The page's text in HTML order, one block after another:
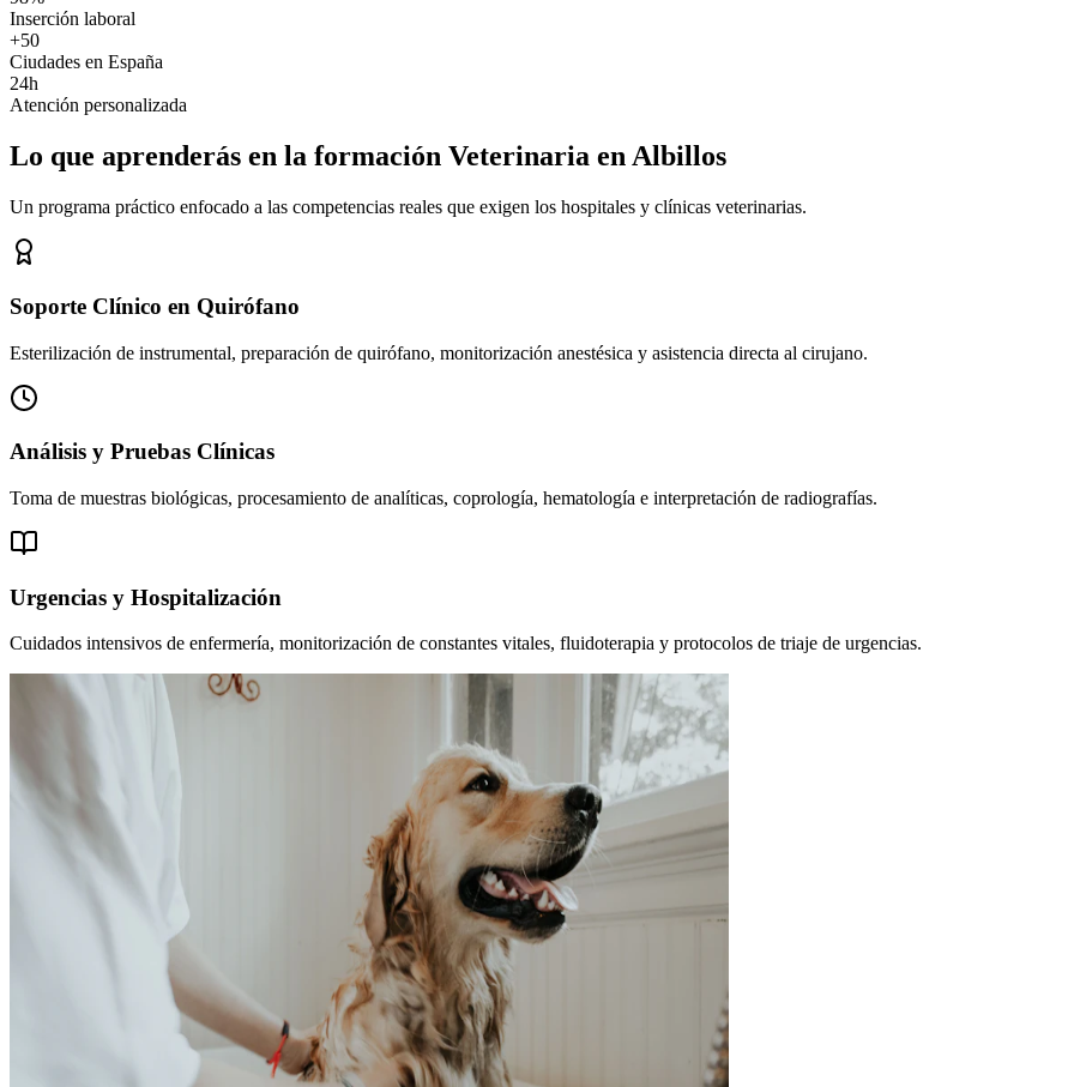
Inserción laboral
+50
Ciudades en España
24h
Atención personalizada
Lo que aprenderás en la formación Veterinaria en Albillos
Un programa práctico enfocado a las competencias reales que exigen los hospitales y clínicas veterinarias.
Soporte Clínico en Quirófano
Esterilización de instrumental, preparación de quirófano, monitorización anestésica y asistencia directa al cirujano.
Análisis y Pruebas Clínicas
Toma de muestras biológicas, procesamiento de analíticas, coprología, hematología e interpretación de radiografías.
Urgencias y Hospitalización
Cuidados intensivos de enfermería, monitorización de constantes vitales, fluidoterapia y protocolos de triaje de urgencias.